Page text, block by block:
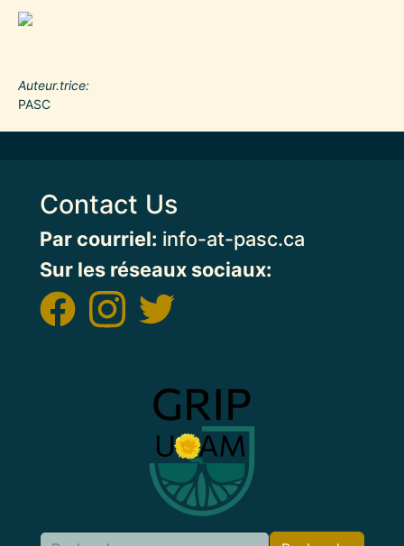
Auteur.trice
PASC
Contact Us
Par courriel: info-at-pasc.ca
Sur les réseaux sociaux: